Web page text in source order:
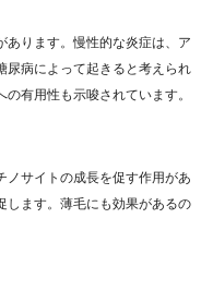
あります。慢性的な炎症は、ア
尿病によって起きると考えられ
有用性も示唆されています。
ノサイトの成長を促す作用があ
します。薄毛にも効果があるの